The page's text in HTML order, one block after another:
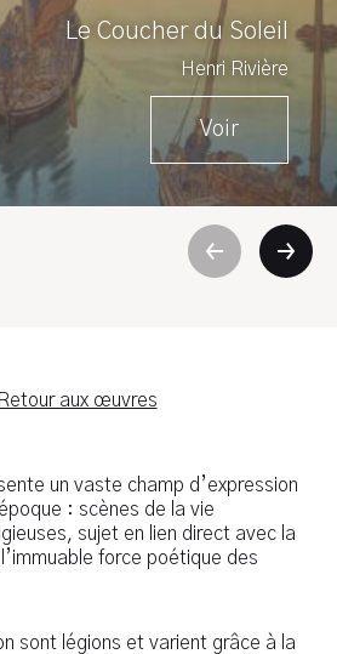
Le Coucher du Soleil
Henri Rivière
Voir
Retour aux œuvres
un vaste champ d’expression
: scènes de la vie
sujet en lien direct avec la
force poétique des
sont légions et varient grâce à la